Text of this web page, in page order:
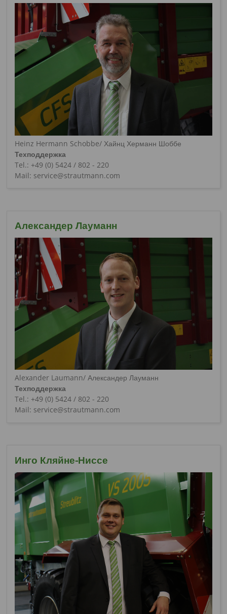
Heinz Hermann Schobbe/ Хайнц Херманн Шоббе
Техподдержка
Tel.: +49 (0) 5424 / 802 - 220
Mail: service@strautmann.com
Александер Лауманн
Alexander Laumann/ Александер Лауманн
Техподдержка
Tel.: +49 (0) 5424 / 802 - 220
Mail: service@strautmann.com
Инго Кляйне-Ниссе